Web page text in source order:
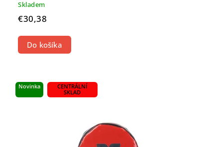
Skladem
€30,38
Do košíka
Novinka
CENTRÁLNÍ
SKLAD